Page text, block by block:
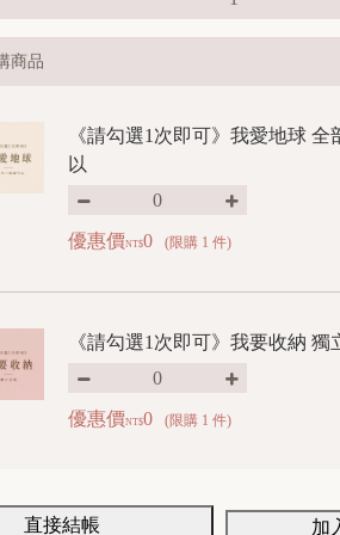
商品
《請勾選1次即可》我愛地球 全
以
優惠價NT$0 (限購 1 件)
《請勾選1次即可》我要收納 獨
優惠價NT$0 (限購 1 件)
直接結帳 加